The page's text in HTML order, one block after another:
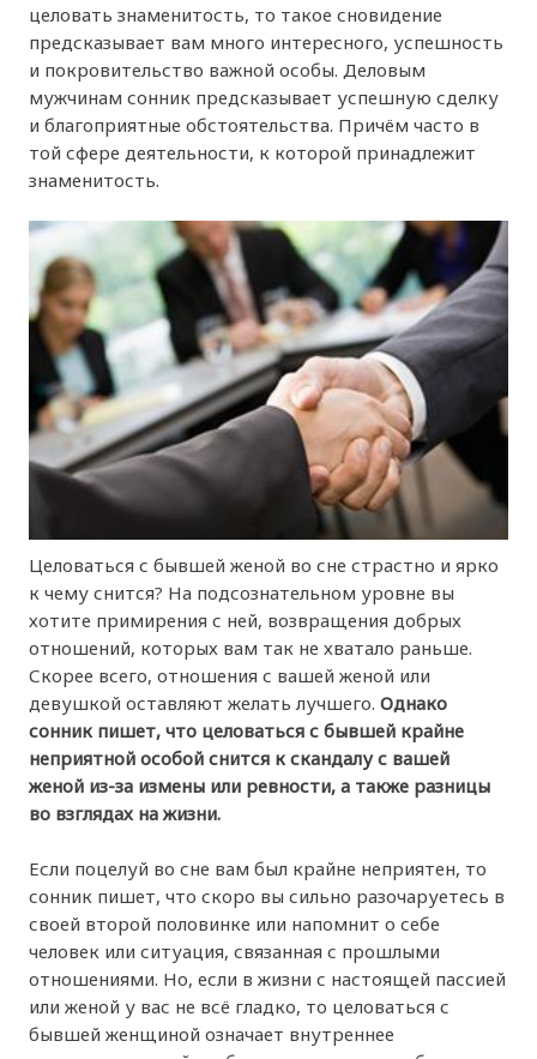
целовать знаменитость, то такое сновидение
предсказывает вам много интересного, успешность
и покровительство важной особы. Деловым
мужчинам сонник предсказывает успешную сделку
и благоприятные обстоятельства. Причём часто в
той сфере деятельности, к которой принадлежит
знаменитость.
Целоваться с бывшей женой во сне страстно и ярко
к чему снится? На подсознательном уровне вы
хотите примирения с ней, возвращения добрых
отношений, которых вам так не хватало раньше.
Скорее всего, отношения с вашей женой или
девушкой оставляют желать лучшего.Однако
сонник пишет, что целоваться с бывшей крайне
неприятной особой снится к скандалу с вашей
женой из-за измены или ревности, а также разницы
во взглядах на жизни.
Если поцелуй во сне вам был крайне неприятен, то
сонник пишет, что скоро вы сильно разочаруетесь в
своей второй половинке или напомнит о себе
человек или ситуация, связанная с прошлыми
отношениями. Но, если в жизни с настоящей пассией
или женой у вас не всё гладко, то целоваться с
бывшей женщиной означает внутреннее